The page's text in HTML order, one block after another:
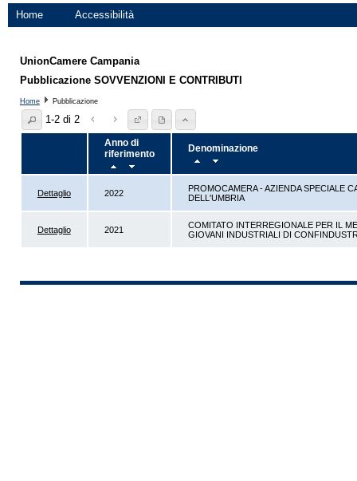
Home Accessibilità
UnionCamere Campania
Pubblicazione SOVVENZIONI E CONTRIBUTI
Home Pubblicazione
1-2 di 2
Anno di
riferimento
Denominazione
Dettaglio 2022
PROMOCAMERA - AZIENDA SPECIALE
DELL'UMBRIA
Dettaglio 2021
COMITATO INTERREGIONALE PER IL
GIOVANI INDUSTRIALI DI